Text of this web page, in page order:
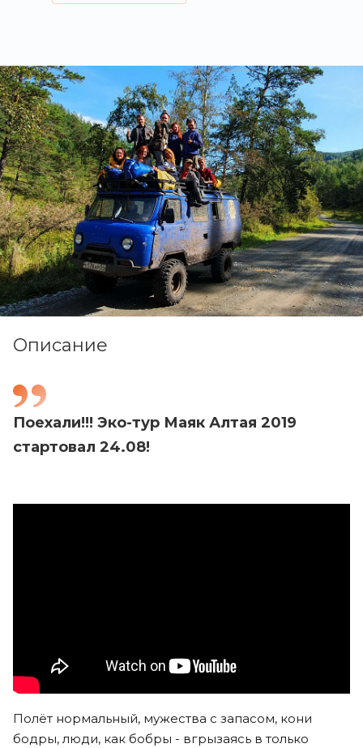
Описание
Поехали!!! Эко-тур Маяк Алтая 2019
стартовал 24.08!
Полёт нормальный, мужества с запасом, кони
бодры, люди, как бобры - вгрызаясь в только